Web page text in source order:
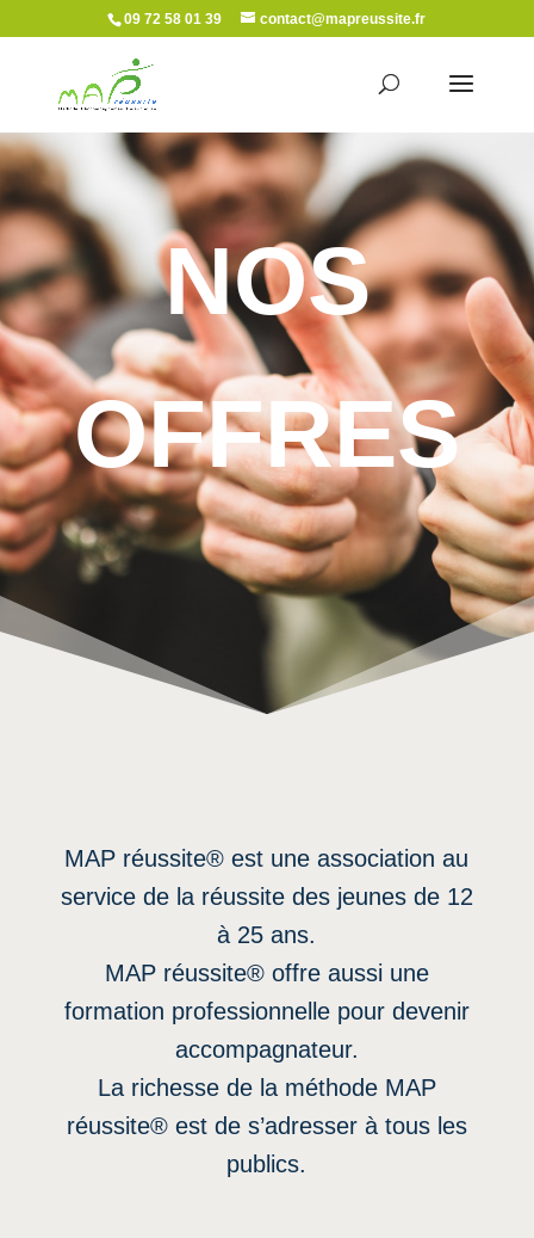
09 72 58 01 39 contact@mapreussite.fr
NOS
OFFRES
MAP réussite® est une association au
service de la réussite des jeunes de 12
à 25 ans.
MAP réussite® offre aussi une
formation professionnelle pour devenir
accompagnateur.
La richesse de la méthode MAP
réussite® est de s’adresser à tous les
publics.